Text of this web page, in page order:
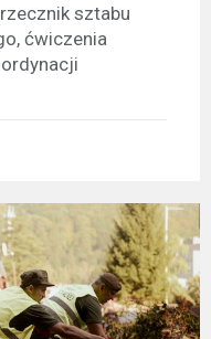
sztabu
ćwiczenia